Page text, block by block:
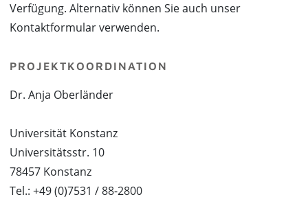
Verfügung. Alternativ können Sie auch unser
Kontaktformular verwenden.
PROJEKTKOORDINATION
Dr. Anja Oberländer
Universität Konstanz
Universitätsstr. 10
78457 Konstanz
Tel.: +49 (0)7531 / 88-2800